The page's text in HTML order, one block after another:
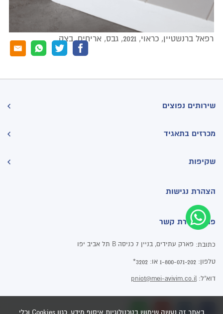
רפאל ברנשטיין, כראוי, 2021, גבס, אריחים, בצק.
שירותים נפוצים
מכרזים בתאגיד
שקיפות
הצהרת נגישות
פרטי יצירת קשר
כתובת: פארק עתידים, בניין 7 כניסה B תל אביב יפו
טלפון: 1-800-071-202 או: 3202*
דוא"ל: pniot@mei-avivim.co.il
באתר זה נעשה שימוש בטכנולוגיות איסוף מידע, כגון Cookies וכלי